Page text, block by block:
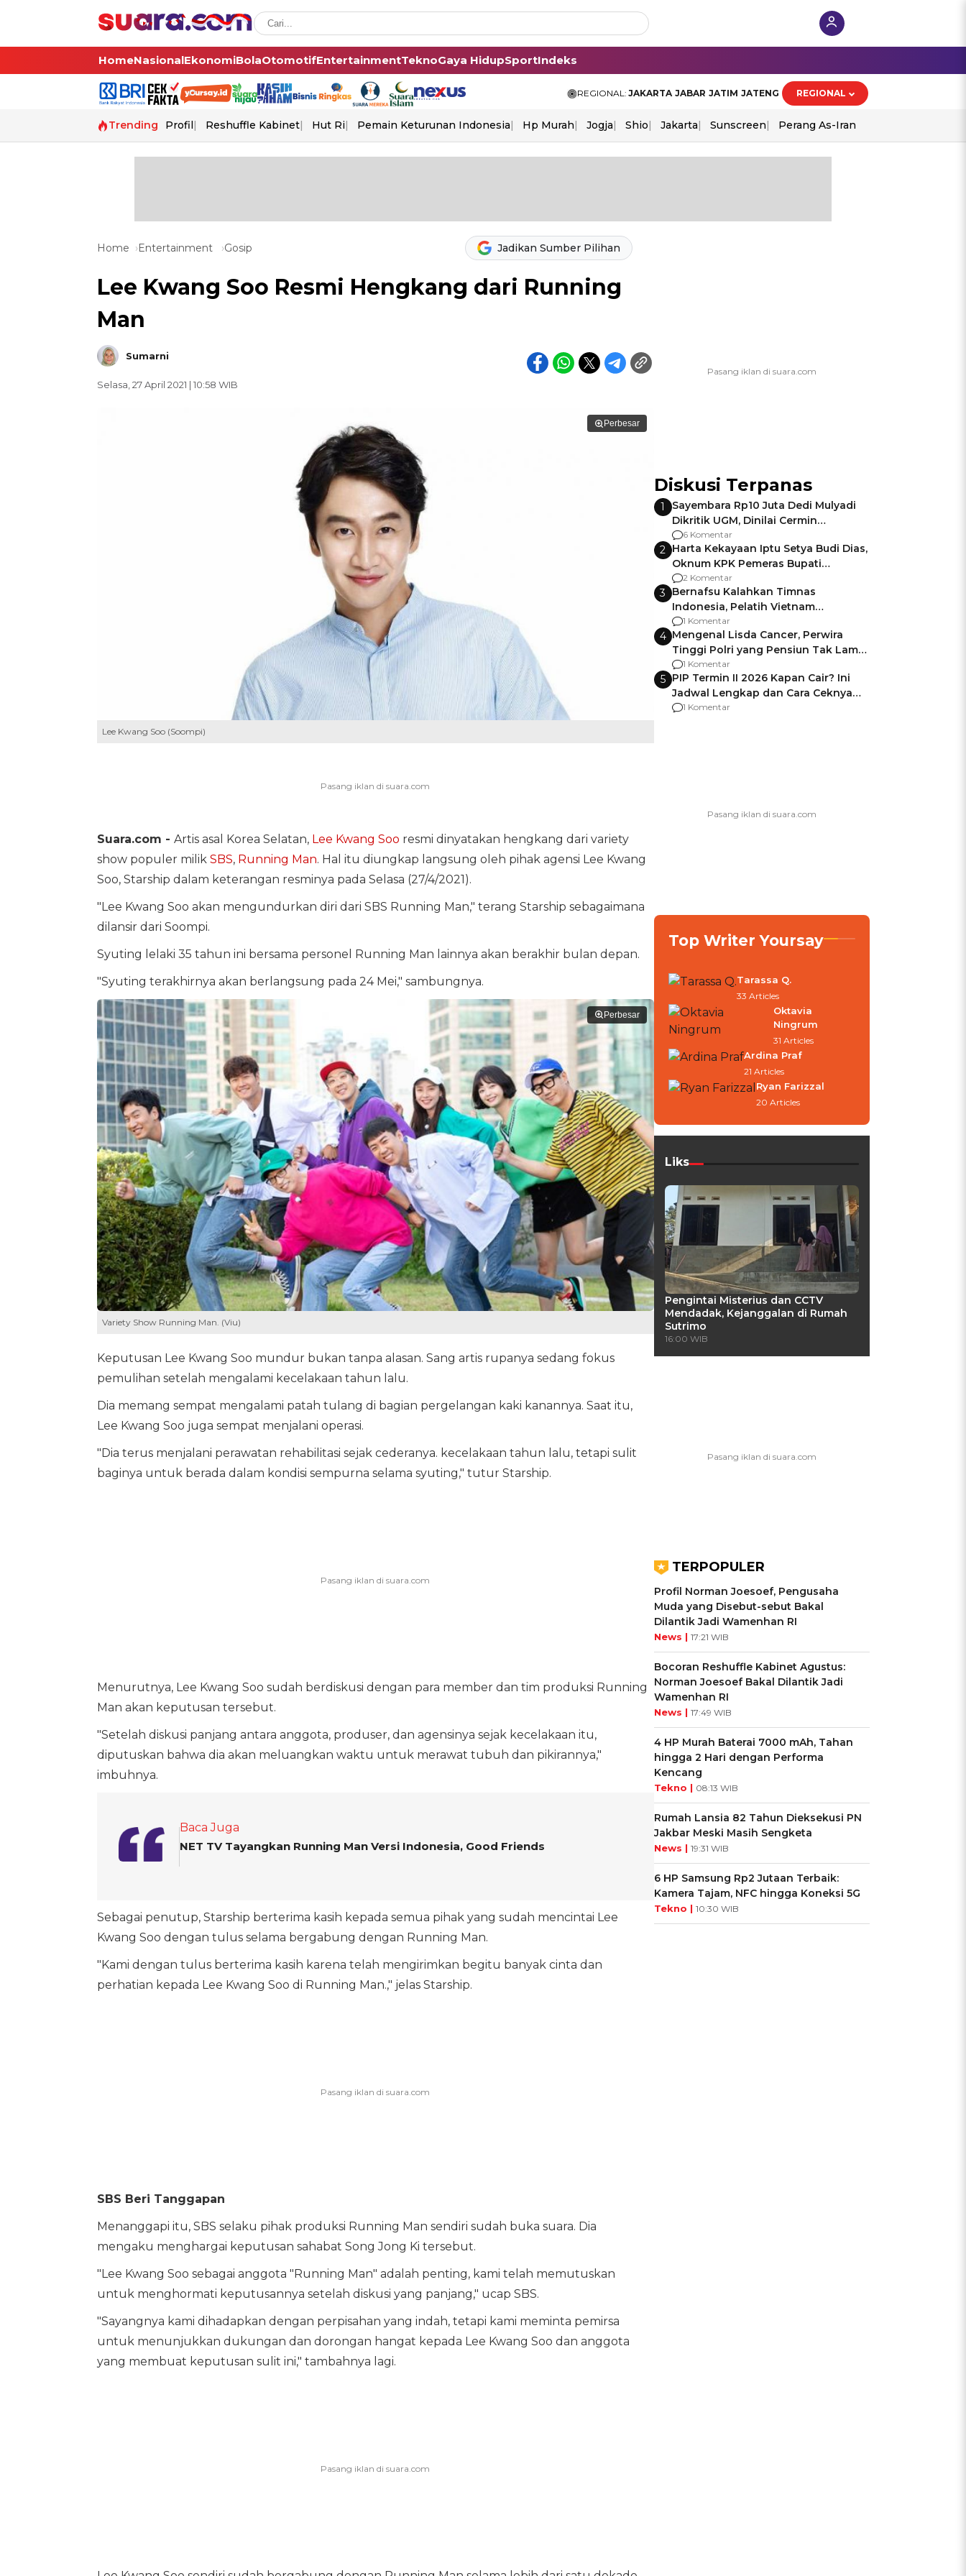
HomeNasionalEkonomiBolaOtomotifEntertainmentTeknoGaya HidupSportIndeks
REGIONAL: JAKARTA JABAR JATIM JATENG REGIONAL
Trending Profil Reshuffle Kabinet Hut Ri Pemain Keturunan Indonesia Hp Murah Jogja Shio Jakarta Sunscreen Perang As-Iran
Home Entertainment Gosip Jadikan Sumber Pilihan
Lee Kwang Soo Resmi Hengkang dari Running
Man
Sumarni
Selasa, 27 April 2021 | 10:58 WIB
Perbesar
Lee Kwang Soo (Soompi)
Suara.com - Artis asal Korea Selatan, Lee Kwang Soo resmi dinyatakan hengkang dari variety
show populer milik SBS, Running Man. Hal itu diungkap langsung oleh pihak agensi Lee Kwang
Soo, Starship dalam keterangan resminya pada Selasa (27/4/2021).
"Lee Kwang Soo akan mengundurkan diri dari SBS Running Man," terang Starship sebagaimana
dilansir dari Soompi.
Syuting lelaki 35 tahun ini bersama personel Running Man lainnya akan berakhir bulan depan.
"Syuting terakhirnya akan berlangsung pada 24 Mei," sambungnya.
Perbesar
Variety Show Running Man. (Viu)
Keputusan Lee Kwang Soo mundur bukan tanpa alasan. Sang artis rupanya sedang fokus
pemulihan setelah mengalami kecelakaan tahun lalu.
Dia memang sempat mengalami patah tulang di bagian pergelangan kaki kanannya. Saat itu,
Lee Kwang Soo juga sempat menjalani operasi.
"Dia terus menjalani perawatan rehabilitasi sejak cederanya. kecelakaan tahun lalu, tetapi sulit
baginya untuk berada dalam kondisi sempurna selama syuting," tutur Starship.
Menurutnya, Lee Kwang Soo sudah berdiskusi dengan para member dan tim produksi Running
Man akan keputusan tersebut.
"Setelah diskusi panjang antara anggota, produser, dan agensinya sejak kecelakaan itu,
diputuskan bahwa dia akan meluangkan waktu untuk merawat tubuh dan pikirannya,"
imbuhnya.
Baca Juga
NET TV Tayangkan Running Man Versi Indonesia, Good Friends
Sebagai penutup, Starship berterima kasih kepada semua pihak yang sudah mencintai Lee
Kwang Soo dengan tulus selama bergabung dengan Running Man.
"Kami dengan tulus berterima kasih karena telah mengirimkan begitu banyak cinta dan
perhatian kepada Lee Kwang Soo di Running Man.," jelas Starship.
SBS Beri Tanggapan
Menanggapi itu, SBS selaku pihak produksi Running Man sendiri sudah buka suara. Dia
mengaku menghargai keputusan sahabat Song Jong Ki tersebut.
"Lee Kwang Soo sebagai anggota "Running Man" adalah penting, kami telah memutuskan
untuk menghormati keputusannya setelah diskusi yang panjang," ucap SBS.
"Sayangnya kami dihadapkan dengan perpisahan yang indah, tetapi kami meminta pemirsa
untuk menunjukkan dukungan dan dorongan hangat kepada Lee Kwang Soo dan anggota
yang membuat keputusan sulit ini," tambahnya lagi.
Diskusi Terpanas
1
Sayembara Rp10 Juta Dedi Mulyadi
Dikritik UGM, Dinilai Cermin
Gagalnya Negara Jamin Keamanan
6 Komentar
2 Harta Kekayaan Iptu Setya Budi Dias,
Oknum KPK Pemeras Bupati
Pemalang
2 Komentar
3 Bernafsu Kalahkan Timnas
Indonesia, Pelatih Vietnam
Berencana Pakai Jimat di Pakansari
1 Komentar
4 Mengenal Lisda Cancer, Perwira
Tinggi Polri yang Pensiun Tak Lama
Usai Jadi Brigjen
1 Komentar
5 PIP Termin II 2026 Kapan Cair? Ini
Jadwal Lengkap dan Cara Ceknya
agar Dana Tidak Hangus!
1 Komentar
Top Writer Yoursay
Tarassa Q.
33 Articles
Oktavia
Ningrum
31 Articles
Ardina Praf
21 Articles
Ryan Farizzal
20 Articles
Liks
Pengintai Misterius dan CCTV
Mendadak, Kejanggalan di Rumah
Sutrimo
16:00 WIB
TERPOPULER
Profil Norman Joesoef, Pengusaha
Muda yang Disebut-sebut Bakal
Dilantik Jadi Wamenhan RI
News | 17:21 WIB
Bocoran Reshuffle Kabinet Agustus:
Norman Joesoef Bakal Dilantik Jadi
Wamenhan RI
News | 17:49 WIB
4 HP Murah Baterai 7000 mAh, Tahan
hingga 2 Hari dengan Performa
Kencang
Tekno | 08:13 WIB
Rumah Lansia 82 Tahun Dieksekusi PN
Jakbar Meski Masih Sengketa
News | 19:31 WIB
6 HP Samsung Rp2 Jutaan Terbaik:
Kamera Tajam, NFC hingga Koneksi 5G
Tekno | 10:30 WIB